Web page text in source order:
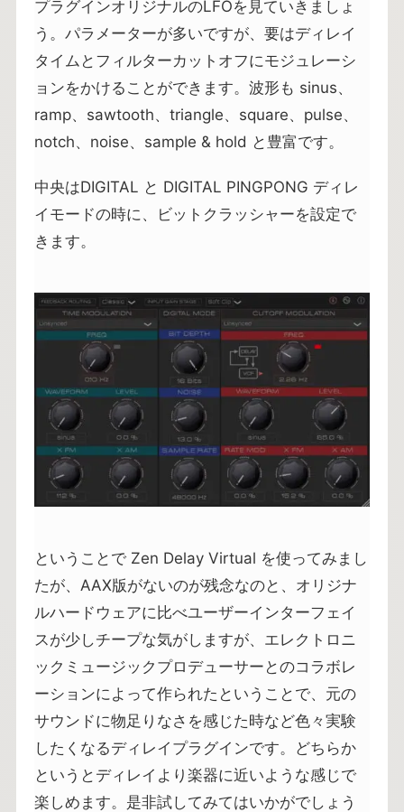
プラグインオリジナルのLFOを見ていきましょ
う。パラメーターが多いですが、要はディレイ
タイムとフィルターカットオフにモジュレーシ
ョンをかけることができます。波形も sinus、
ramp、sawtooth、triangle、square、pulse、
notch、noise、sample & hold と豊富です。
中央はDIGITAL と DIGITAL PINGPONG ディレ
イモードの時に、ビットクラッシャーを設定で
きます。
ということで Zen Delay Virtual を使ってみまし
たが、AAX版がないのが残念なのと、オリジナ
ルハードウェアに比べユーザーインターフェイ
スが少しチープな気がしますが、エレクトロニ
ックミュージックプロデューサーとのコラボレ
ーションによって作られたということで、元の
サウンドに物足りなさを感じた時など色々実験
したくなるディレイプラグインです。どちらか
というとディレイより楽器に近いような感じで
楽しめます。是非試してみてはいかがでしょう